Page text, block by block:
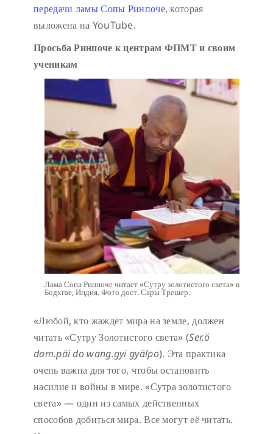
передачи ламы Сопы Ринпоче, которая
выложена на YouTube.
Просьба Ринпоче к центрам ФПМТ и своим
ученикам
Лама Сопа Ринпоче читает «Сутру золотистого света» в
Бодхгае, Индия. Фото дост. Сары Трешер.
«Любой, кто жаждет мира на земле, должен
читать «Сутру Золотистого света» (Ser.ö
dam.päi do wang.gyi gyälpo). Эта практика
очень важна для того, чтобы остановить
насилие и войны в мире. «Сутра золотистого
света» — один из самых действенных
способов добиться мира. Все могут её читать.